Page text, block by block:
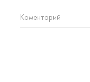
Коментарий